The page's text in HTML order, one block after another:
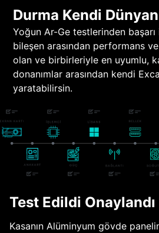
Durma Kendi
Yoğun Ar-Ge testlerinden
bileşen arasından performans
olan ve birbirleriyle en uyumlu,
donanımlar arasından kendi
yaratabilirsin.
Test Edildi Onaylandı
Kasanın Alüminyum gövde